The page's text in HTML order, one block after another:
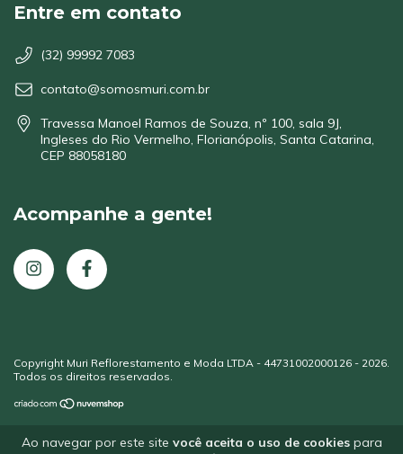
Ao navegar por este site você aceita o uso de cookiespara
Entre em contato
(32) 99992 7083
contato@somosmuri.com.br
Travessa Manoel Ramos de Souza, nº 100, sala 9J,
Ingleses do Rio Vermelho, Florianópolis, Santa Catarina,
CEP 88058180
Acompanhe a gente!
Copyright Muri Reflorestamento e Moda LTDA - 44731002000126 - 2026.
Todos os direitos reservados.